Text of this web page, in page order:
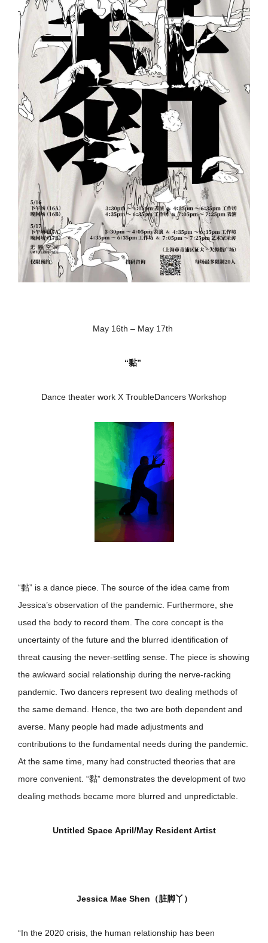
May 16th – May 17th
“黏”
Dance theater work X TroubleDancers Workshop
“黏” is a dance piece. The source of the idea came from
Jessica’s observation of the pandemic. Furthermore, she
used the body to record them. The core concept is the
uncertainty of the future and the blurred identification of
threat causing the never-settling sense. The piece is showing
the awkward social relationship during the nerve-racking
pandemic. Two dancers represent two dealing methods of
the same demand. Hence, the two are both dependent and
averse. Many people had made adjustments and
contributions to the fundamental needs during the pandemic.
At the same time, many had constructed theories that are
more convenient. “黏” demonstrates the development of two
dealing methods became more blurred and unpredictable.
Untitled Space April/May Resident Artist
Jessica Mae Shen（脏脚丫）
“In the 2020 crisis, the human relationship has been